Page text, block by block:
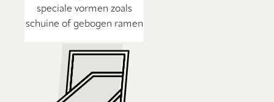
speciale vormen zoals
schuine of gebogen ramen